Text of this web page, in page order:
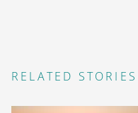
RELATED STORIES